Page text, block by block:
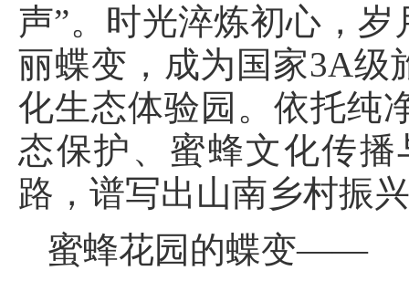
声”。时光淬炼初心，
丽蝶变，成为国家3A
化生态体验园。依托纯
态保护、蜜蜂文化传
路，谱写出山南乡村振
蜜蜂花园的蝶变——